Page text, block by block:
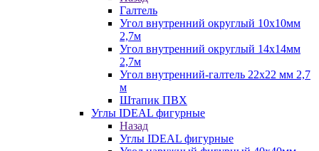
Галтель
Угол внутренний округлый 10х10мм
2,7м
Угол внутренний округлый 14х14мм
2,7м
Угол внутренний-галтель 22х22 мм 2,7
м
Штапик ПВХ
Углы IDEAL фигурные
Назад
Углы IDEAL фигурные